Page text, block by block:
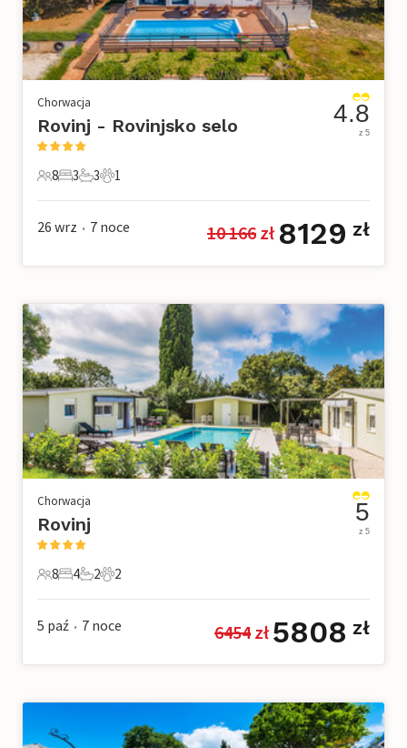
Chorwacja
Rovinj - Rovinjsko selo
8 Goście
8
3 Sypialnie
3
3 Łazienki
3
1 Zwierzę domowe
1
4.8
z 5
26 wrz • 7 noce 10 166 zł 8129 zł
Chorwacja
Rovinj
8 Goście
8
4 Sypialnie
4
2 Łazienki
2
2 Zwierzęta domowe
2
5
z 5
5 paź • 7 noce 6454 zł 5808 zł